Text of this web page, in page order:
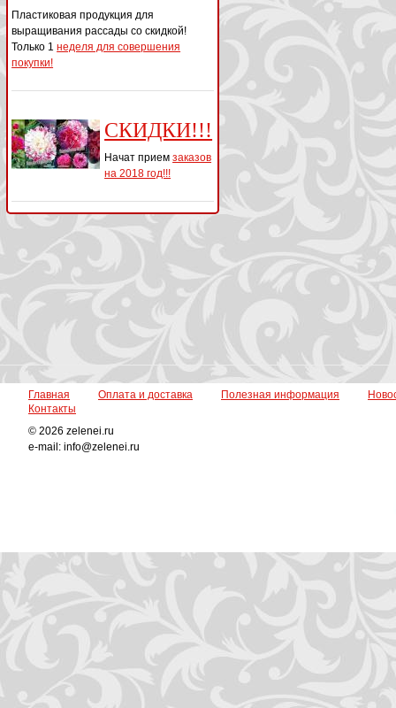
Пластиковая продукция для
выращивания рассады со скидкой!
Только 1неделя для совершения
покупки!
СКИДКИ!!!
Начат приемзаказов
на 2018 год!!!
Главная Оплата и доставка Полезная информация
Контакты
© 2026 zelenei.ru
e-mail: info@zelenei.ru